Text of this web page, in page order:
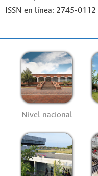
ISSN en línea: 2745-0112
Nivel nacional